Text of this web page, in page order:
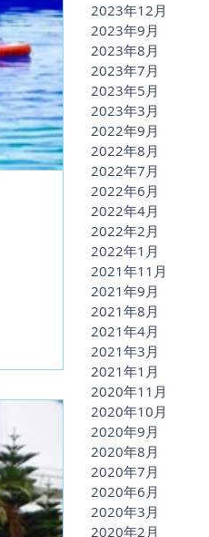
2023年12月
2023年9月
2023年8月
2023年7月
2023年5月
2023年3月
2022年9月
2022年8月
2022年7月
2022年6月
2022年4月
2022年2月
2022年1月
2021年11月
2021年9月
2021年8月
2021年4月
2021年3月
2021年1月
2020年11月
2020年10月
2020年9月
2020年8月
2020年7月
2020年6月
2020年3月
2020年2月